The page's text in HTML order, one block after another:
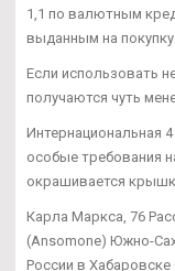
1,1 по валютным
выданным на
Если использовать
получаются чуть
Интернациональная
особые требования
окрашивается
Карла Маркса, 76
(Ansomone) Южно-
России в